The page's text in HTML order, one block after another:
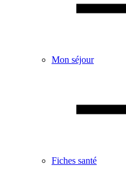
Mon séjour
Fiches santé